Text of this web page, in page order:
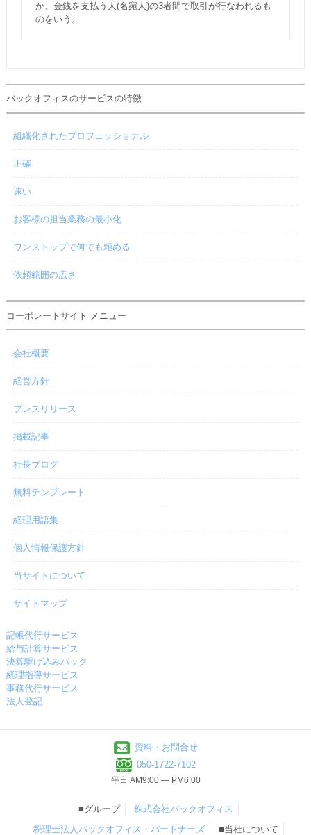
か、金銭を支払う人(名宛人)の3者間で取引が行なわれるも
のをいう。
バックオフィスのサービスの特徴
組織化されたプロフェッショナル
正確
速い
お客様の担当業務の最小化
ワンストップで何でも頼める
依頼範囲の広さ
コーポレートサイト メニュー
会社概要
経営方針
プレスリリース
掲載記事
社長ブログ
無料テンプレート
経理用語集
個人情報保護方針
当サイトについて
サイトマップ
記帳代行サービス
給与計算サービス
決算駆け込みパック
経理指導サービス
事務代行サービス
法人登記
資料・お問合せ
050-1722-7102
平日 AM9:00 ― PM6:00
■グループ
株式会社バックオフィス
税理士法人バックオフィス・パートナーズ
■当社について